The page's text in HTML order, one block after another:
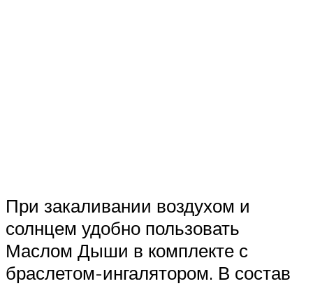
При закаливании воздухом и
солнцем удобно пользовать
Маслом Дыши в комплекте с
браслетом-ингалятором. В состав